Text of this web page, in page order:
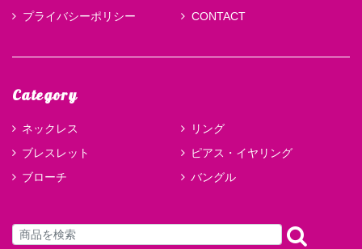
プライバシーポリシー
CONTACT
Category
ネックレス
リング
ブレスレット
ピアス・イヤリング
ブローチ
バングル